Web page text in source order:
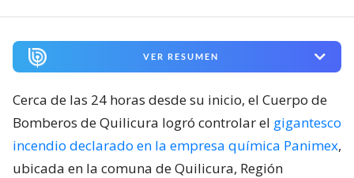
VER RESUMEN
Cerca de las 24 horas desde su inicio, el Cuerpo de
Bomberos de Quilicura logró controlar el gigantesco
incendio declarado en la empresa química Panimex,
ubicada en la comuna de Quilicura, Región